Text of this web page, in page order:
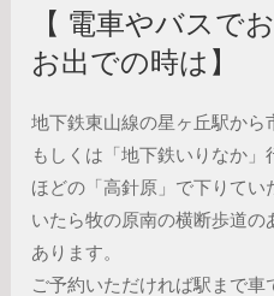
【 電車やバスで
お出での時は】
地下鉄東山線の星ヶ丘駅から
もしくは「地下鉄いりなか
ほどの「高針原」で下りて
いたら牧の原南の横断歩道
あります。
ご予約いただければ駅まで車